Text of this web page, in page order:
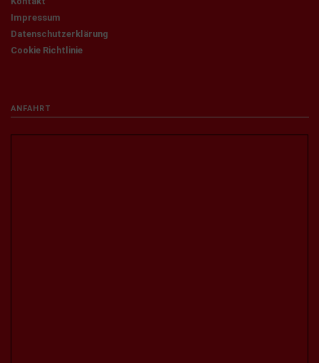
Impressum
Datenschutzerklärung
Cookie Richtlinie
ANFAHRT